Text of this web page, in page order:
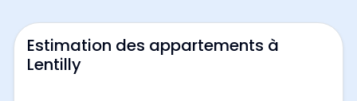
Estimation des appartements à
Lentilly